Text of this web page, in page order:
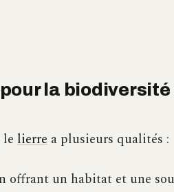
la
lierre a plusieurs qualités :
offrant un habitat et une